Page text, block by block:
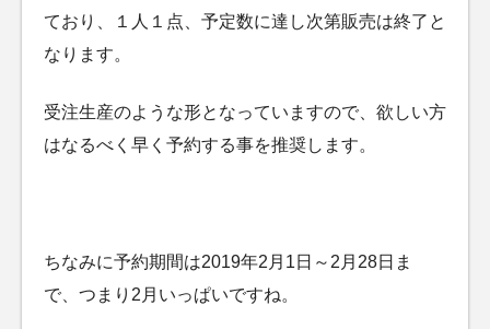
ており、１人１点、予定数に達し次第販売は終了と
なります。
受注生産のような形となっていますので、欲しい方
はなるべく早く予約する事を推奨します。
ちなみに予約期間は2019年2月1日～2月28日ま
で、つまり2月いっぱいですね。